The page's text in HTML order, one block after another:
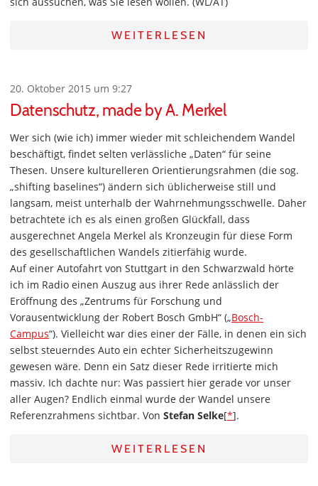
WEITERLESEN
20. Oktober 2015 um 9:27
Datenschutz, made by A. Merkel
Wer sich (wie ich) immer wieder mit schleichendem Wandel
beschäftigt, findet selten verlässliche „Daten“ für seine
Thesen. Unsere kulturelleren Orientierungsrahmen (die sog.
„shifting baselines“) ändern sich üblicherweise still und
langsam, meist unterhalb der Wahrnehmungsschwelle. Daher
betrachtete ich es als einen großen Glückfall, dass
ausgerechnet Angela Merkel als Kronzeugin für diese Form
des gesellschaftlichen Wandels zitierfähig wurde.
Auf einer Autofahrt von Stuttgart in den Schwarzwald hörte
ich im Radio einen Auszug aus ihrer Rede anlässlich der
Eröffnung des „Zentrums für Forschung und
Vorausentwicklung der Robert Bosch GmbH“ („Bosch-
Campus“). Vielleicht war dies einer der Fälle, in denen ein sich
selbst steuerndes Auto ein echter Sicherheitszugewinn
gewesen wäre. Denn ein Satz dieser Rede irritierte mich
massiv. Ich dachte nur: Was passiert hier gerade vor unser
aller Augen? Endlich einmal wurde der Wandel unsere
Referenzrahmens sichtbar. Von Stefan Selke[*].
WEITERLESEN